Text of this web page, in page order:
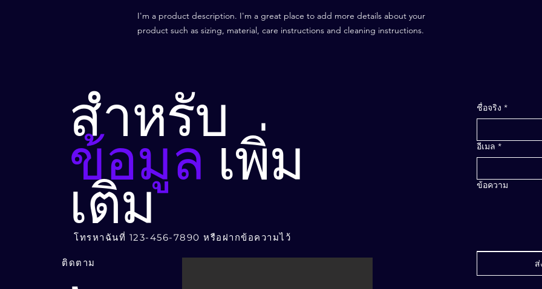
I'm a product description. I'm a great place to add more details about your
product such as sizing, material, care instructions and cleaning instructions.
สำหรับ
ข้อมูล เพิ่ม
เติม
โทรหาฉันที่ 123-456-7890 หรือฝากข้อความไว้
ติดตาม
ชื่อจริง *
อีเมล *
ข้อความ
ส่